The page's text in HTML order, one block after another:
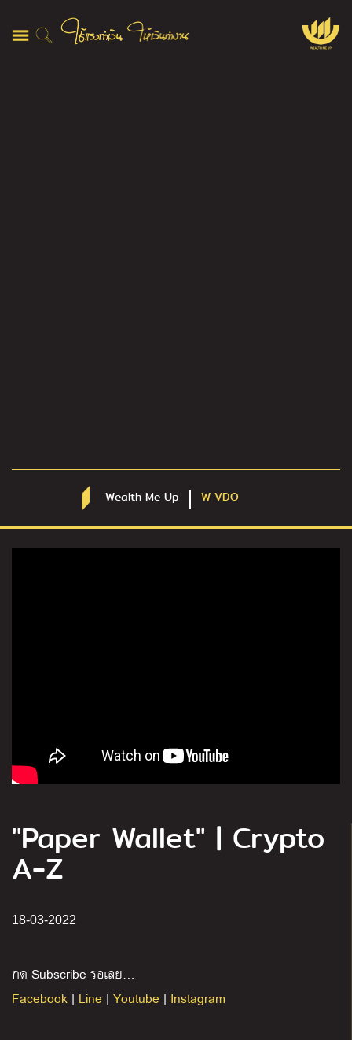
Wealth Me Up W VDO
"Paper Wallet" | Crypto
A-Z
18-03-2022
กด Subscribe รอเลย…
Facebook | Line | Youtube | Instagram